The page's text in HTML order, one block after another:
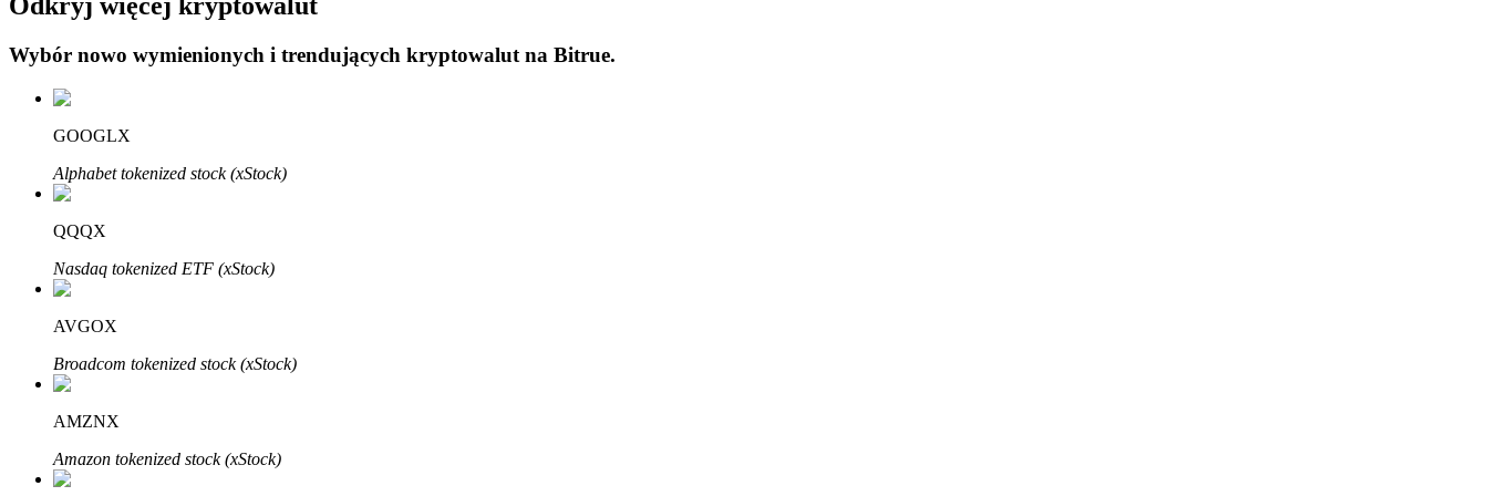
Blokady BTR
Ekskluzywne inwestycje dla posiadaczy BTR
Pożyczki
Usługa pożyczek wspieranych kryptowalutami
Odkryj więcej kryptowalut
Wybór nowo wymienionych i trendujących kryptowalut na Bitrue.
GOOGLX
Alphabet tokenized stock (xStock)
QQQX
Nasdaq tokenized ETF (xStock)
AVGOX
Broadcom tokenized stock (xStock)
AMZNX
Amazon tokenized stock (xStock)